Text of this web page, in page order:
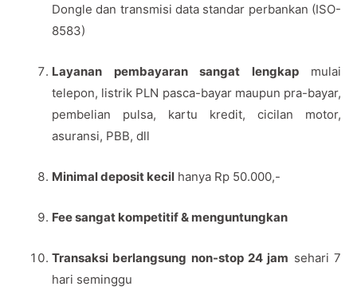
Dongle dan transmisi data standar perbankan (ISO-
8583)
Layanan pembayaran sangat lengkapmulai
telepon, listrik PLN pasca-bayar maupun pra-bayar,
pembelian pulsa, kartu kredit, cicilan motor,
asuransi, PBB, dll
Minimal deposit kecil hanya Rp 50.000,-
Fee sangat kompetitif & menguntungkan
Transaksi berlangsung non-stop 24 jam sehari 7
hari seminggu